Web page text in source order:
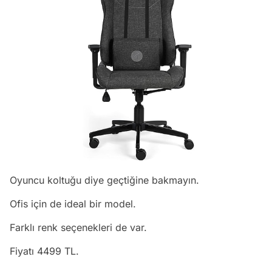
Oyuncu koltuğu diye geçtiğine bakmayın.
Ofis için de ideal bir model.
Farklı renk seçenekleri de var.
Fiyatı 4499 TL.